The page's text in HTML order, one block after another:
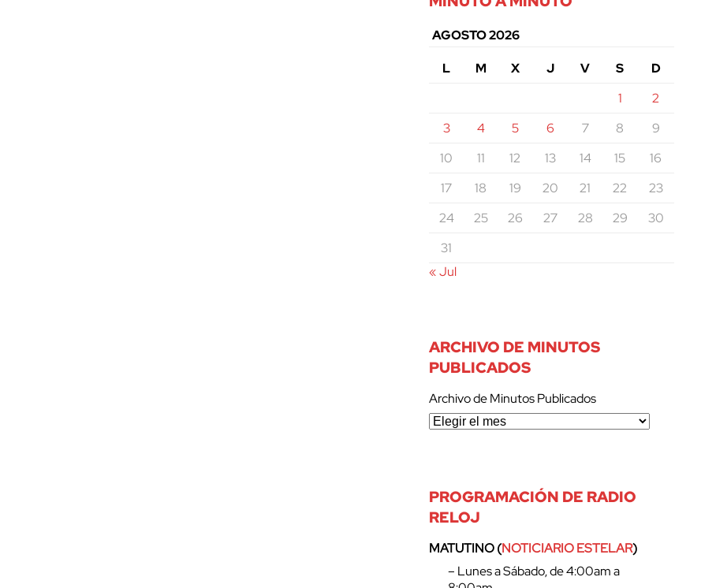
AGOSTO 2026
L
M X J V S
D
1
2
3
4 5 6 7 8
9
10
11 12 13 14 15
16
17
18 19 20 21 22
23
24
25 26 27 28 29
30
31
« Jul
ARCHIVO DE MINUTOS
PUBLICADOS
Archivo de Minutos Publicados
PROGRAMACIÓN DE RADIO
RELOJ
MATUTINO (NOTICIARIO ESTELAR)
– Lunes a Sábado, de 4:00am a